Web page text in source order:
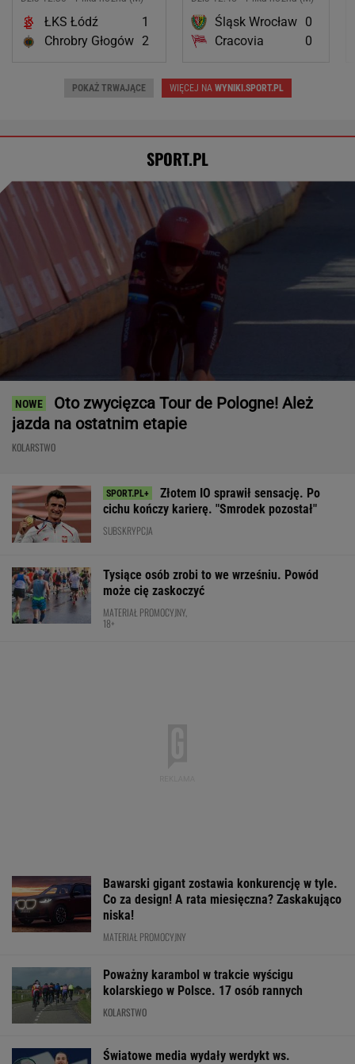
ŁKS Łódź
1
Chrobry Głogów 2
Śląsk Wrocław 0
Cracovia
0
POKAŻ TRWAJĄCE WIĘCEJ NAWYNIKI.SPORT.PL
SPORT.PL
Oto zwycięzca Tour de Pologne! Ależ
jazda na ostatnim etapie
KOLARSTWO
Złotem IO sprawił sensację. Po
cichu kończy karierę. "Smrodek pozostał"
SUBSKRYPCJA
Tysiące osób zrobi to we wrześniu. Powód
może cię zaskoczyć
MATERIAŁ PROMOCYJNY,
18+
Bawarski gigant zostawia konkurencję w tyle.
Co za design! A rata miesięczna? Zaskakująco
niska!
MATERIAŁ PROMOCYJNY
Poważny karambol w trakcie wyścigu
kolarskiego w Polsce. 17 osób rannych
KOLARSTWO
Światowe media wydały werdykt ws.